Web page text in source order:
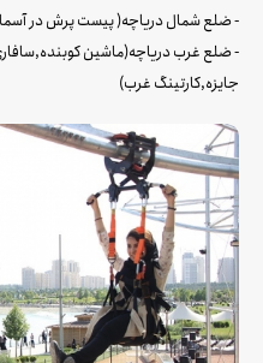
- ضلع شمال دریاچه( پیست پرش در
- ضلع غرب دریاچه(ماشین
جایزه,کارتینگ غرب)